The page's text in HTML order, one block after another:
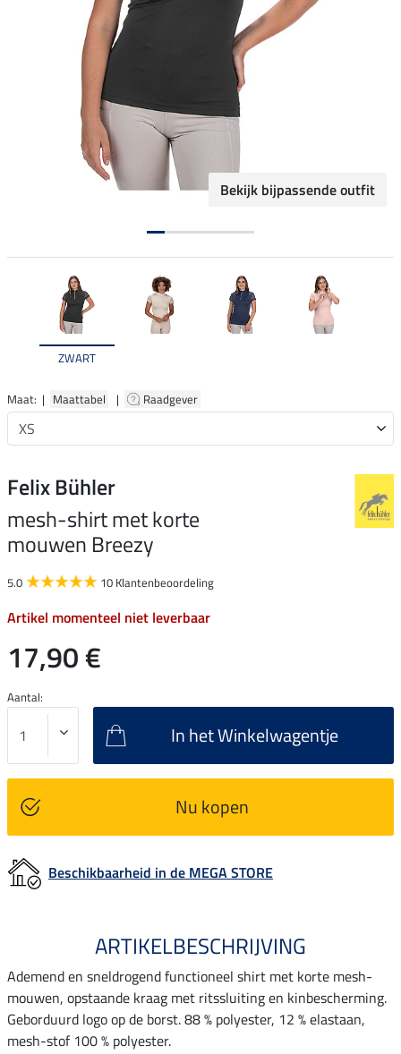
Bekijk bijpassende outfit
ZWART
Maat: | Maattabel | Raadgever
Felix Bühler
mesh-shirt met korte
mouwen Breezy
5.0 10 Klantenbeoordeling
Artikel momenteel niet leverbaar
17,90 €
Aantal:
In het Winkelwagentje
Nu kopen
Beschikbaarheid in de MEGA STORE
ARTIKELBESCHRIJVING
Ademend en sneldrogend functioneel shirt met korte mesh-
mouwen, opstaande kraag met ritssluiting en kinbescherming.
Geborduurd logo op de borst. 88 % polyester, 12 % elastaan,
mesh-stof 100 % polyester.